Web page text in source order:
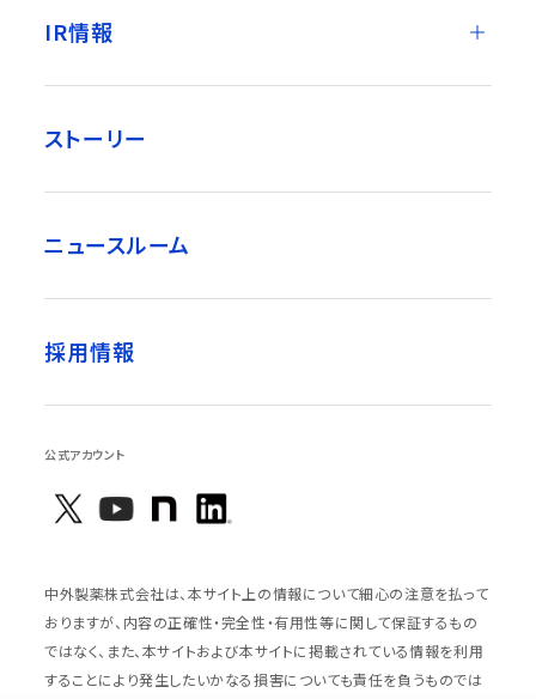
IR情報
ストーリー
ニュースルーム
採用情報
公式アカウント
中外製薬株式会社は、本サイト上の情報について細心の注意を払って
おりますが、内容の正確性・完全性・有用性等に関して保証するもの
ではなく、また、本サイトおよび本サイトに掲載されている情報を利用
することにより発生したいかなる損害についても責任を負うものでは